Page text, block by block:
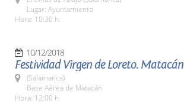
Lugar: Ayuntamiento
Hora: 10:30 h.
10/12/2018
Festividad Virgen de Loreto. Matacán
(Salamanca)
Base Aérea de Matacán
Hora: 12:00 h